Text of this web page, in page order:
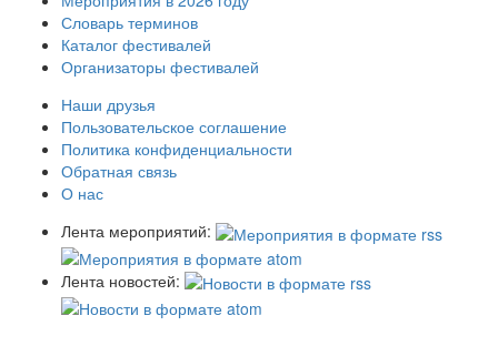
Словарь терминов
Каталог фестивалей
Организаторы фестивалей
Наши друзья
Пользовательское соглашение
Политика конфиденциальности
Обратная связь
О нас
Лента мероприятий:
Лента новостей: